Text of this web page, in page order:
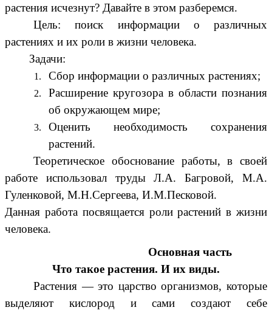
растения исчезнут? Давайте в этом разберемся.
Цель: поиск информации о различных
растениях и их роли в жизни человека.
Задачи:
Сбор информации о различных растениях;
Расширение кругозора в области познания
об окружающем мире;
Оценить необходимость сохранения
растений.
Теоретическое обоснование работы, в своей
работе использовал труды Л.А. Багровой, М.А.
Гуленковой, М.Н.Сергеева, И.М.Песковой.
Данная работа посвящается роли растений в жизни
человека.
Основная часть
Что такое растения. И их виды.
Растения — это царство организмов, которые
выделяют кислород и сами создают себе